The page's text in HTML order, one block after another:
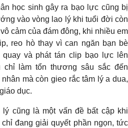
học sinh gây ra bạo lực cũng bị
vào vòng lao lý khi tuổi đời còn
cảm của đám đông, khi nhiều em
reo hò thay vì can ngăn bạn bè
và phát tán clip bạo lực lên
chỉ làm tổn thương sâu sắc đến
mà còn gieo rắc tâm lý a dua,
dục.
cũng là một vấn đề bất cập khi
đang giải quyết phần ngọn, tức